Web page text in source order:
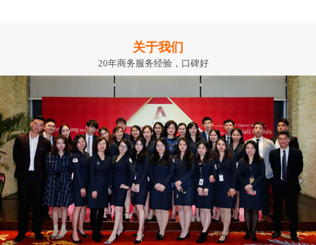
关于我们
20年商务服务经验，口碑好